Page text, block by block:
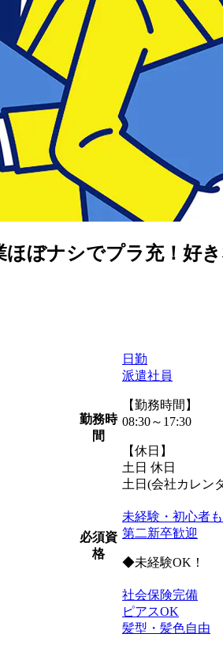
ほぼナシでプラ充！好
勤務時
間
日勤
派遣社員
【勤務時間】
08:30～17:30
【休日】
土日 休日
土日(会社カレン
必須資
格
未経験・初心者
第二新卒歓迎
◆未経験OK！
社会保険完備
ピアスOK
髪型・髪色自由